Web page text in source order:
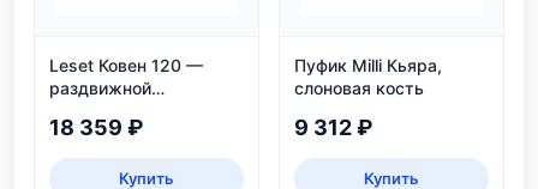
Leset Ковен 120 —
раздвижной
18 359 ₽
Купить
Пуфик Milli Кьяра,
слоновая кость
9 312 ₽
Купить